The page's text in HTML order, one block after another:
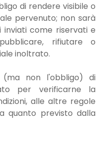
di rendere visibile o
pervenuto; non sarà
come riservati e
rifiutare o
inoltrato.
(ma non l'obbligo) di
per verificarne la
alle altre regole
quanto previsto dalla